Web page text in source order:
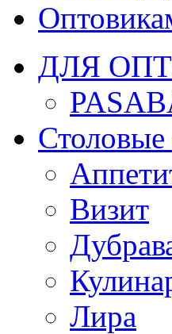
ДЛЯ
Визит
Лира